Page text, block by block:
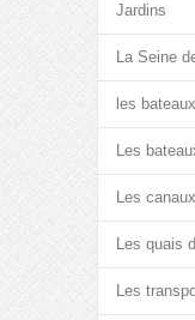
Jardins
La Seine
les bateaux
Les
Les
Les quais
Les